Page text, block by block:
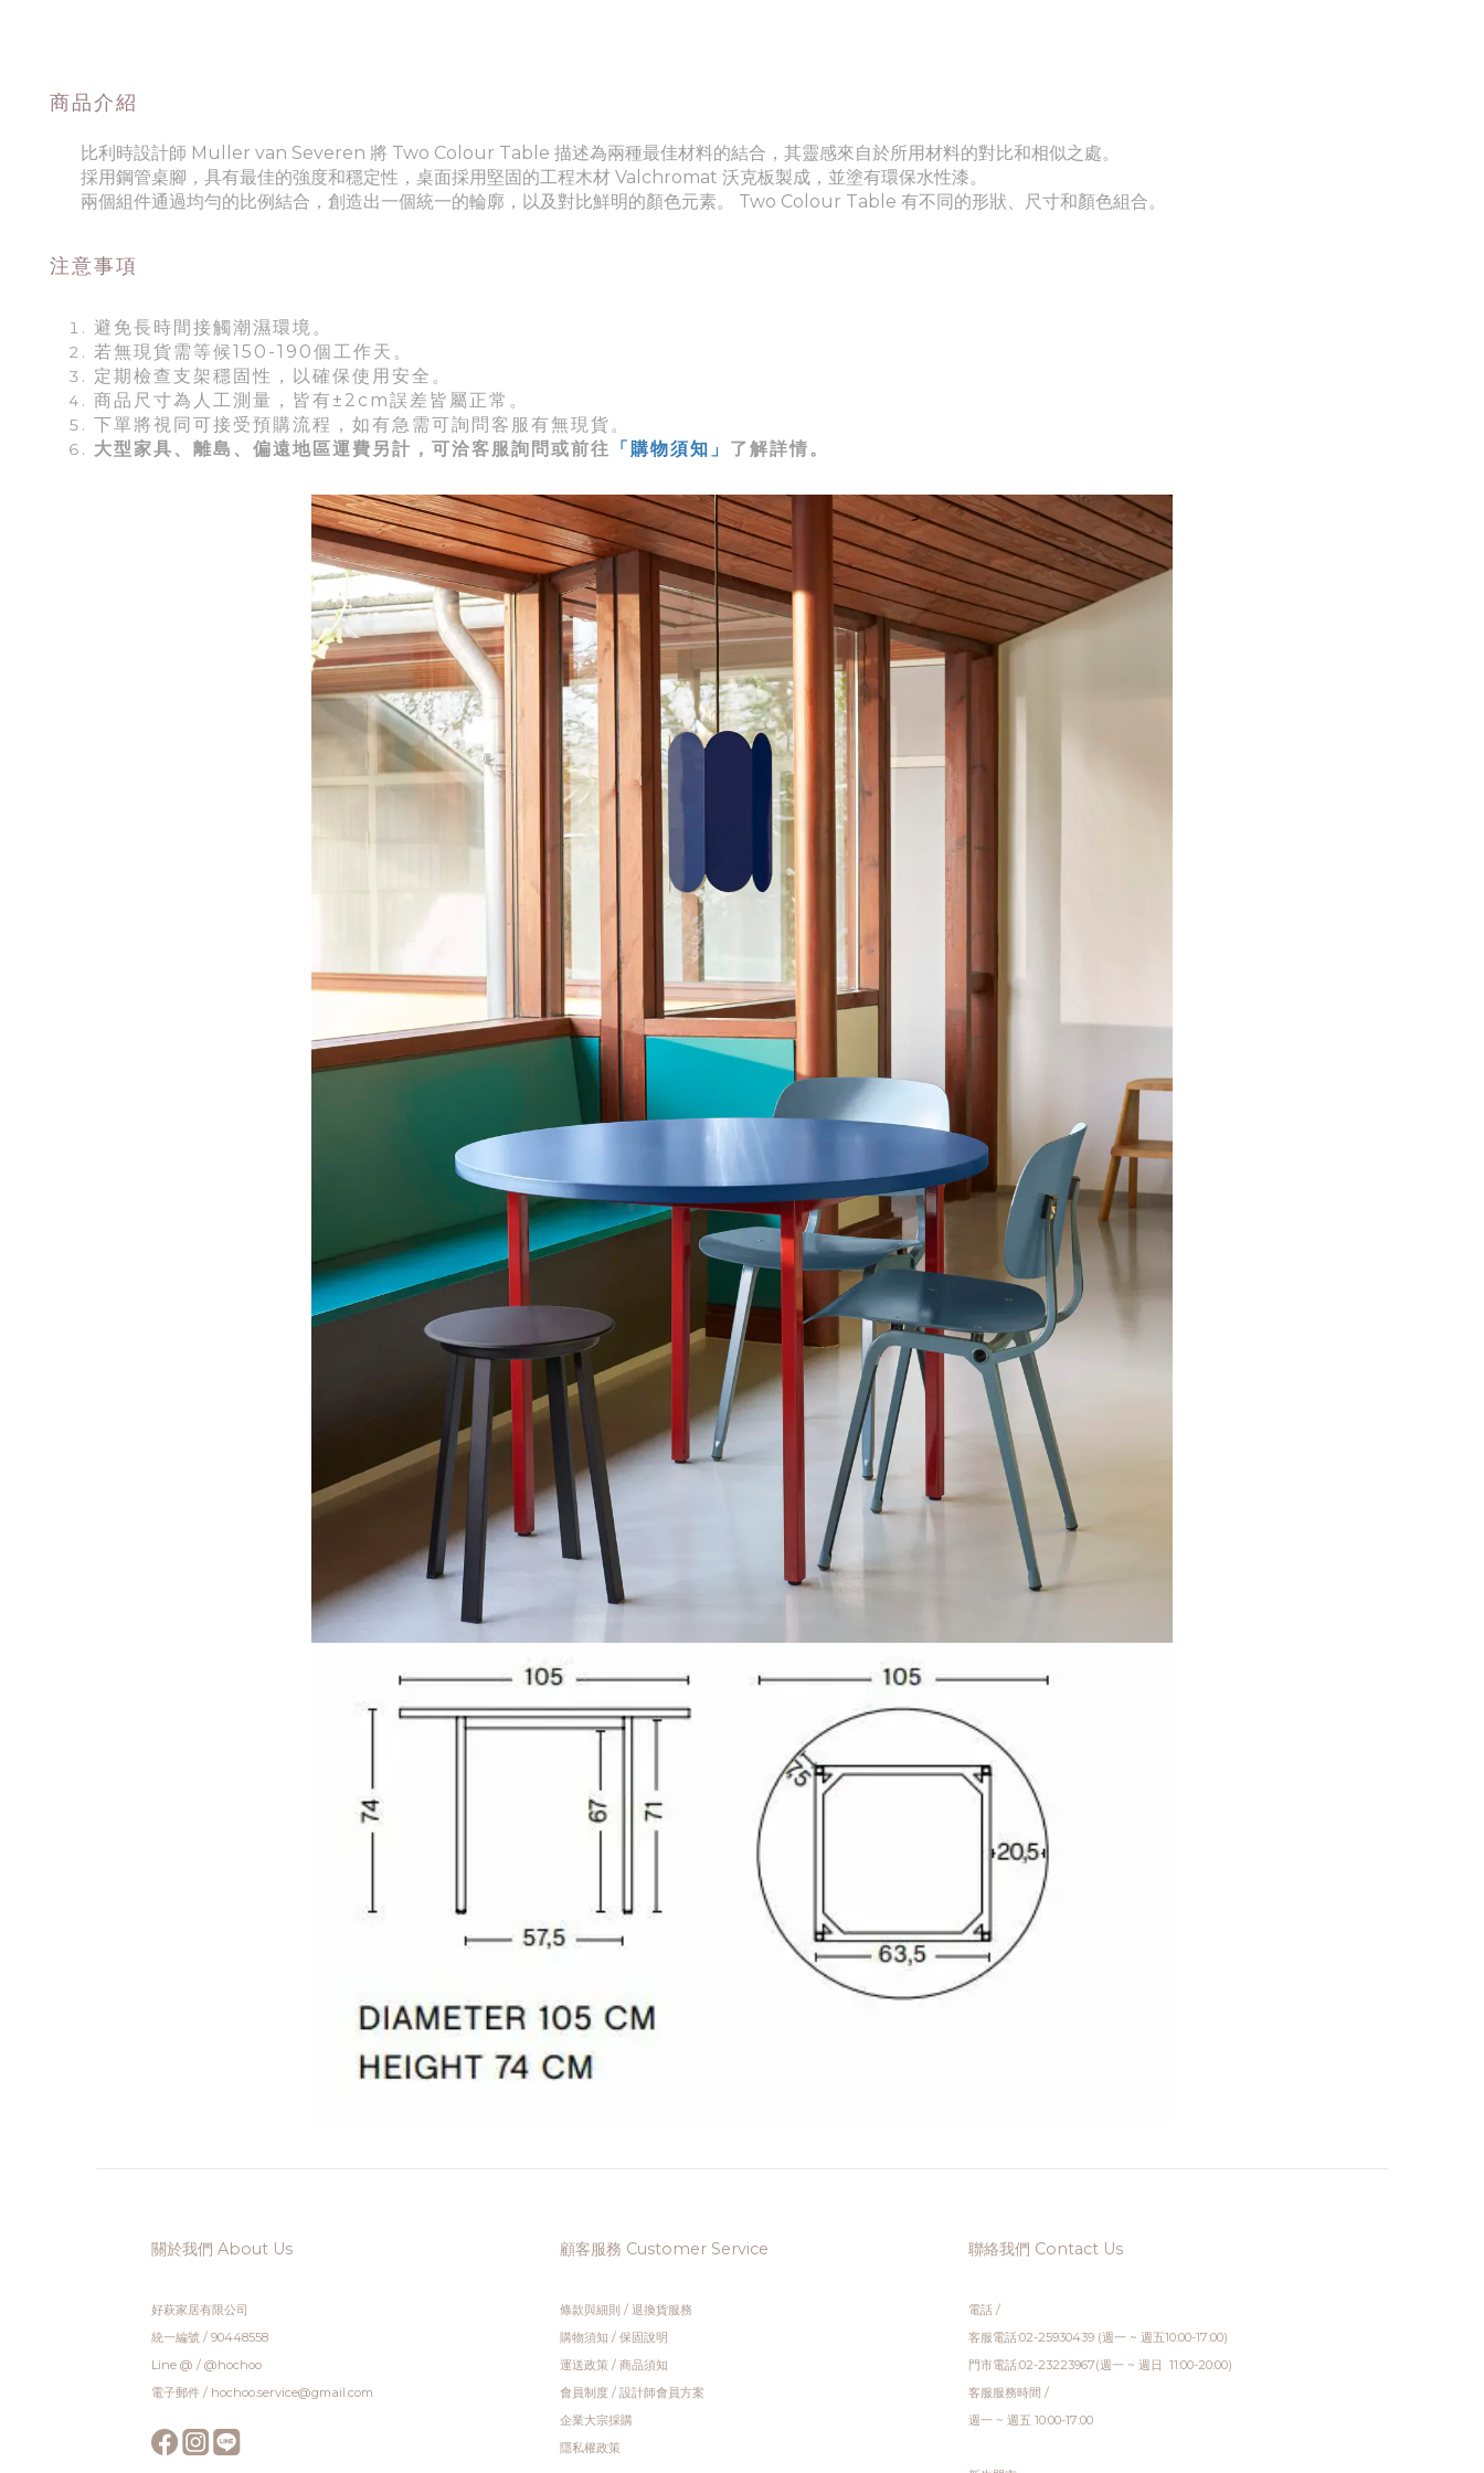
商品介紹
比利時設計師 Muller van Severen 將 Two Colour Table 描述為兩種最佳材料的結合，其靈感來自於所用材料的對比和相似之處。
採用鋼管桌腳，具有最佳的強度和穩定性，桌面採用堅固的工程木材 Valchromat 沃克板製成，並塗有環保水性漆。
兩個組件通過均勻的比例結合，創造出一個統一的輪廓，以及對比鮮明的顏色元素。 Two Colour Table 有不同的形狀、尺寸和顏色組合。
注意事項
避免長時間接觸潮濕環境。
若無現貨需等候150-190個工作天。
定期檢查支架穩固性，以確保使用安全。
商品尺寸為人工測量，皆有±2cm誤差皆屬正常。
下單將視同可接受預購流程，如有急需可詢問客服有無現貨。
大型家具、離島、偏遠地區運費另計，可洽客服詢問或前往 「購物須知」 了解詳情。
關於我們 About Us
好萩家居有限公司
統一編號 / 90448558
Line @ / @hochoo
電子郵件 / hochoo.service@gmail.com
顧客服務 Customer Service
條款與細則 / 退換貨服務
購物須知 / 保固說明
運送政策 / 商品須知
會員制度 / 設計師會員方案
企業大宗採購
隱私權政策
聯絡我們 Contact Us
電話 /
客服電話:02-25930439 (週一 ~ 週五10:00-17:00)
門市電話:02-23223967(週一 ~ 週日 11:00-20:00)
客服服務時間 /
週一 ~ 週五 10:00-17:00